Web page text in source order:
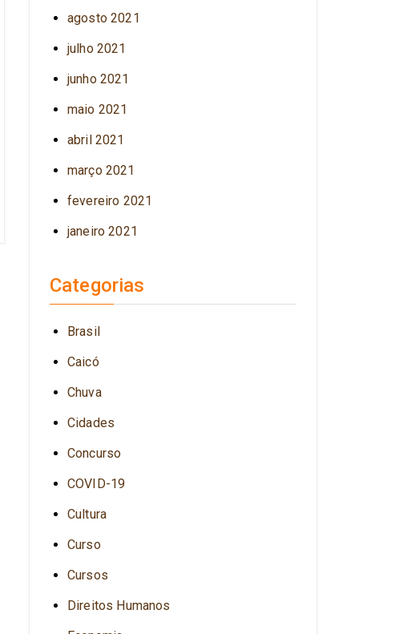
agosto 2021
julho 2021
junho 2021
maio 2021
abril 2021
março 2021
fevereiro 2021
janeiro 2021
Categorias
Brasil
Caicó
Chuva
Cidades
Concurso
COVID-19
Cultura
Curso
Cursos
Direitos Humanos